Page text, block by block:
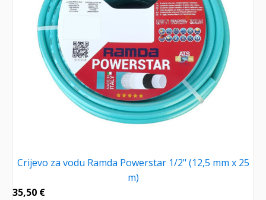
Crijevo za vodu Ramda Powerstar 1/2" (12,5 mm x 25
m)
35,50 €